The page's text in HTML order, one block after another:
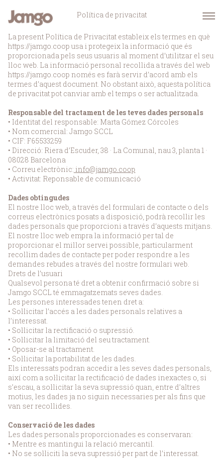
Política de privacitat
La present Política de Privacitat estableix els termes en què
https://jamgo.coop usa i protegeix la informació que és
proporcionada pels seus usuaris al moment d’utilitzar el seu
lloc web. La informació personal recollida a través del web
https://jamgo.coop només es farà servir d’acord amb els
termes d’aquest document. No obstant això, aquesta política
de privacitat pot canviar amb el temps o ser actualitzada.
Responsable del tractament de les teves dades personals
• Identitat del responsable: Marta Gómez Córcoles
• Nom comercial: Jamgo SCCL
• CIF: F65533259
• Direcció: Riera d’Escuder, 38 · La Comunal, nau 3, planta 1 ·
08028 Barcelona
• Correu electrònic: info@jamgo.coop
• Activitat: Reponsable de comunicació
Dades obtingudes
El nostre lloc web, a través del formulari de contacte o dels
correus electrònics posats a disposició, podrà recollir les
dades personals que proporcioni a través d’aquests mitjans.
El nostre lloc web empra la informació per tal de
proporcionar el millor servei possible, particularment
recollim dades de contacte per poder respondre a les
demandes rebudes a través del nostre formulari web.
Drets de l’usuari
Qualsevol persona té dret a obtenir confirmació sobre si
Jamgo SCCL té emmagatzemats seves dades.
Les persones interessades tenen dret a:
• Sol·licitar l’accés a les dades personals relatives a
l’interessat.
• Sol·licitar la rectificació o supressió.
• Sol·licitar la limitació del seu tractament.
• Oposar-se al tractament.
• Sol·licitar la portabilitat de les dades.
Els interessats podran accedir a les seves dades personals,
així com a sol·licitar la rectificació de dades inexactes o, si
s’escau, a sol·licitar la seva supressió quan, entre d’altres
motius, les dades ja no siguin necessaries per als fins que
van ser recollides.
Conservació de les dades
Les dades personals proporcionades es conservaran:
• Mentre es mantingui la relació mercantil.
• No se sol·liciti la seva supressió per part de l’interessat.